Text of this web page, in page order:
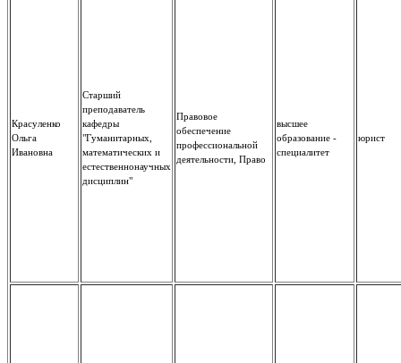
Красуленко
Ольга
Ивановна
Старший
преподаватель
кафедры
"Гуманитарных,
математических и
естественнонаучных
дисциплин"
Правовое
обеспечение
профессиональной
деятельности, Право
высшее
образование -
специалитет
юрист